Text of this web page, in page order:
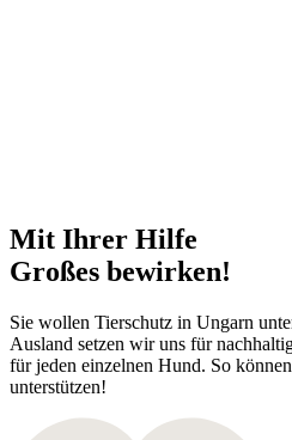
Mit Ihrer Hilfe
Großes bewirken!
Sie wollen Tierschutz in Ungarn
Ausland setzen wir uns für
für jeden einzelnen Hund. So
unterstützen!